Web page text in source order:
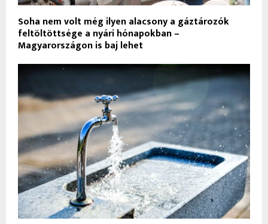
Soha nem volt még ilyen alacsony a gáztározók
feltöltöttsége a nyári hónapokban –
Magyarországon is baj lehet